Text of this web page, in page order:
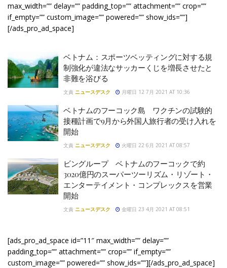
max_width=”” delay=”” padding_top=”” attachment=”” crop=””
if_empty=”” custom_image=”” powered=”” show_ids=””]
[/ads_pro_ad_space]
ベトナム：スポーツベッティングに対する規
制強化が違法なサッカーくじを増長させたと
非難を浴びる
文責 ニュースデスク 月曜日 12 7月 2021 AT 10:36
ベトナムのフーコック島 ワクチンの試験的
接種計画で9月から外国人旅行者の受け入れを
開始
文責 ニュースデスク 火曜日 22 6月 2021 AT 08:57
ビングループ ベトナムのフーコックで約
3020億円のスーパーツーリズム・リゾート・
エンターテイメント・コンプレックスを営業
開始
文責 ニュースデスク 金曜日 23 4月 2021 AT 08:51
[ads_pro_ad_space id=”11″ max_width=”” delay=””
padding_top=”” attachment=”” crop=”” if_empty=””
custom_image=”” powered=”” show_ids=””][/ads_pro_ad_space]